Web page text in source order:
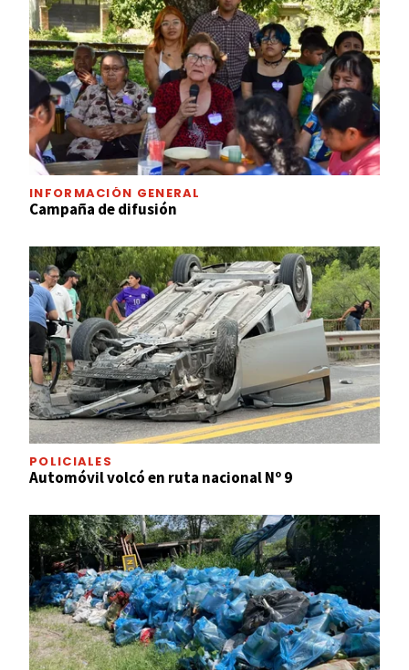
INFORMACIÓN GENERAL
Campaña de difusión
POLICIALES
Automóvil volcó en ruta nacional Nº 9